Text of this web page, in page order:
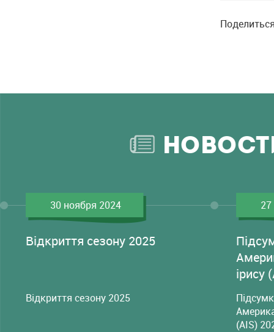
30 ноября 2024
Відкриття сезону 2025
Відкриття сезону 2025
ірису
(AIS)